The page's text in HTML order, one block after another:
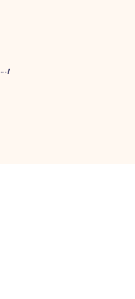
إنتاج مستقر بفضل عمليات ضوابط الجودة في كل مرحلة.